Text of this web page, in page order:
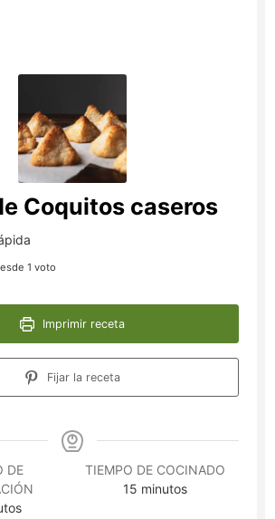
Coquitos caseros
1 voto
Imprimir receta
Fijar la receta
DE
TIEMPO DE COCINADO
15 minutos
minutos